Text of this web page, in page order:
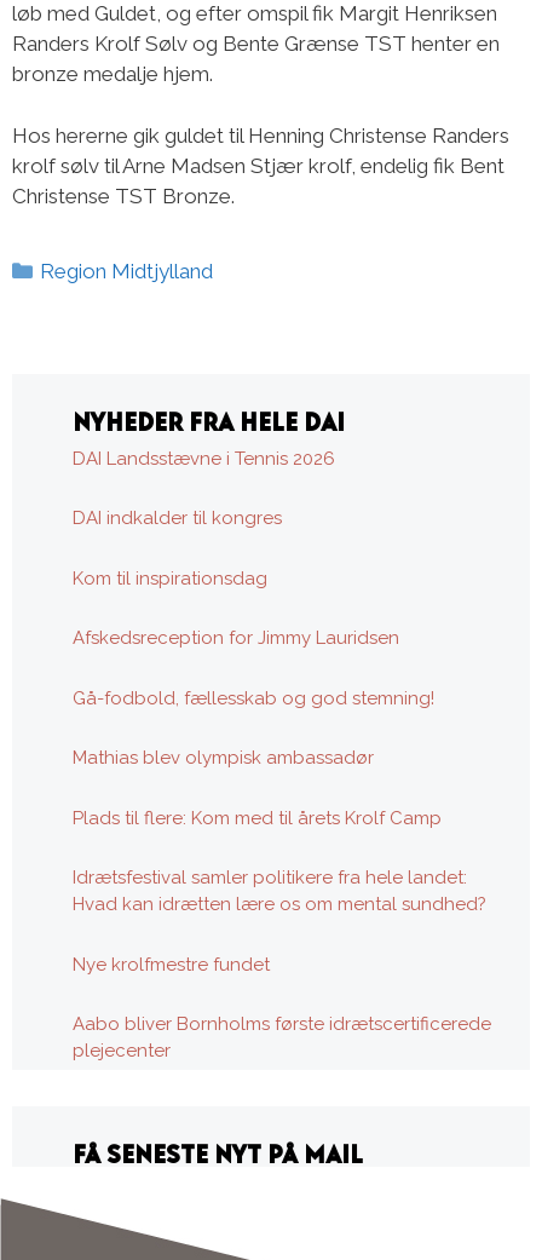
løb med Guldet, og efter omspil fik Margit Henriksen
Randers Krolf Sølv og Bente Grænse TST henter en
bronze medalje hjem.
Hos hererne gik guldet til Henning Christense Randers
krolf sølv til Arne Madsen Stjær krolf, endelig fik Bent
Christense TST Bronze.
Kategorier
Region Midtjylland
NYHEDER FRA HELE DAI
DAI Landsstævne i Tennis 2026
DAI indkalder til kongres
Kom til inspirationsdag
Afskedsreception for Jimmy Lauridsen
Gå-fodbold, fællesskab og god stemning!
Mathias blev olympisk ambassadør
Plads til flere: Kom med til årets Krolf Camp
Idrætsfestival samler politikere fra hele landet:
Hvad kan idrætten lære os om mental sundhed?
Nye krolfmestre fundet
Aabo bliver Bornholms første idrætscertificerede
plejecenter
FÅ SENESTE NYT PÅ MAIL